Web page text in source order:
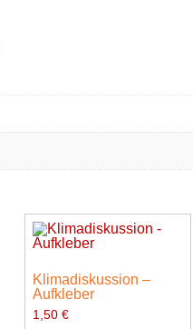
Klimadiskussion –
Aufkleber
1,50€